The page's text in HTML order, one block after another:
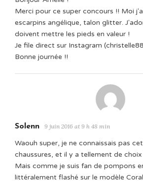
Merci pour ce super concours !! Moi
escarpins angélique, talon glitter.
doivent mettre les pieds en valeur !
Je file direct sur Instagram
Bonne journée !!
Solenn 9 juin 2016 at 9 h 48 min
Waouh super, je ne connaissais pas
chaussures, et il y a tellement de choix
Mais comme je suis fan de pompons
littéralement flashé sur le modèle